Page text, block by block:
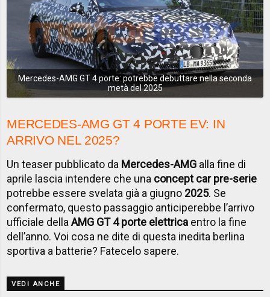
Mercedes-AMG GT 4 porte: potrebbe debuttare nella seconda
metà del 2025
MERCEDES-AMG GT 4 PORTE EV: IN
ARRIVO NEL 2025?
Un teaser pubblicato da Mercedes-AMG alla fine di
aprile lascia intendere che una concept car pre-serie
potrebbe essere svelata già a giugno 2025. Se
confermato, questo passaggio anticiperebbe l’arrivo
ufficiale dellaAMG GT 4 porte elettrica entro la fine
dell’anno. Voi cosa ne dite di questa inedita berlina
sportiva a batterie? Fatecelo sapere.
VEDI ANCHE